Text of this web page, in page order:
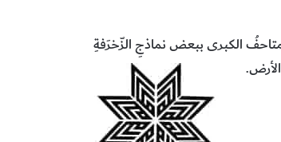
الكبرى ببعض نماذجِ الزّخرَفةِ